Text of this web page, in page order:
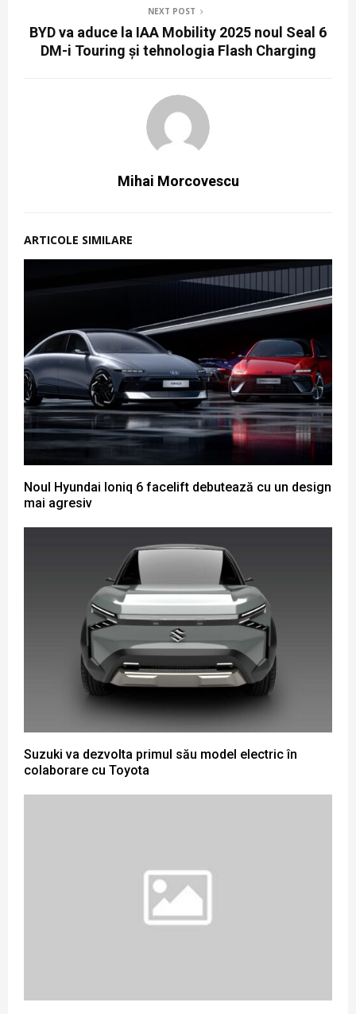
NEXT POST
BYD va aduce la IAA Mobility 2025 noul Seal 6
DM-i Touring și tehnologia Flash Charging
Mihai Morcovescu
ARTICOLE SIMILARE
Noul Hyundai Ioniq 6 facelift debutează cu un design
mai agresiv
Suzuki va dezvolta primul său model electric în
colaborare cu Toyota